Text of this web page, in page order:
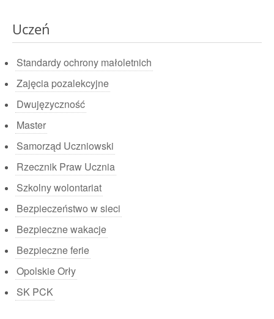
Uczeń
Standardy ochrony małoletnich
Zajęcia pozalekcyjne
Dwujęzyczność
Master
Samorząd Uczniowski
Rzecznik Praw Ucznia
Szkolny wolontariat
Bezpieczeństwo w sieci
Bezpieczne wakacje
Bezpieczne ferie
Opolskie Orły
SK PCK